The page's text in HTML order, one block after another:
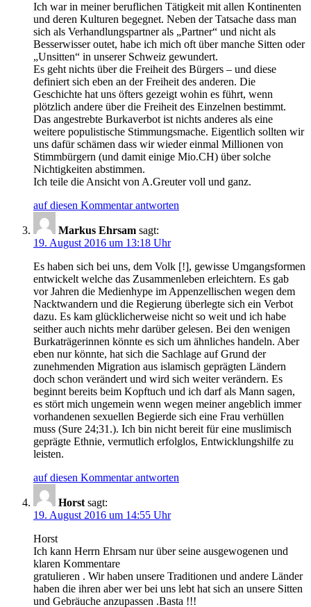
Ich war in meiner beruflichen Tätigkeit mit allen Kontinenten
und deren Kulturen begegnet. Neben der Tatsache dass man
sich als Verhandlungspartner als „Partner“ und nicht als
Besserwisser outet, habe ich mich oft über manche Sitten oder
„Unsitten“ in unserer Schweiz gewundert.
Es geht nichts über die Freiheit des Bürgers – und diese
definiert sich eben an der Freiheit des anderen. Die
Geschichte hat uns öfters gezeigt wohin es führt, wenn
plötzlich andere über die Freiheit des Einzelnen bestimmt.
Das angestrebte Burkaverbot ist nichts anderes als eine
weitere populistische Stimmungsmache. Eigentlich sollten wir
uns dafür schämen dass wir wieder einmal Millionen von
Stimmbürgern (und damit einige Mio.CH) über solche
Nichtigkeiten abstimmen.
Ich teile die Ansicht von A.Greuter voll und ganz.
auf diesen Kommentar antworten
Markus Ehrsam sagt:
19. August 2016 um 13:18 Uhr
Es haben sich bei uns, dem Volk [!], gewisse Umgangsformen
entwickelt welche das Zusammenleben erleichtern. Es gab
vor Jahren die Medienhype im Appenzellischen wegen dem
Nacktwandern und die Regierung überlegte sich ein Verbot
dazu. Es kam glücklicherweise nicht so weit und ich habe
seither auch nichts mehr darüber gelesen. Bei den wenigen
Burkaträgerinnen könnte es sich um ähnliches handeln. Aber
eben nur könnte, hat sich die Sachlage auf Grund der
zunehmenden Migration aus islamisch geprägten Ländern
doch schon verändert und wird sich weiter verändern. Es
beginnt bereits beim Kopftuch und ich darf als Mann sagen,
es stört mich ungemein wenn wegen meiner angeblich immer
vorhandenen sexuellen Begierde sich eine Frau verhüllen
muss (Sure 24;31.). Ich bin nicht bereit für eine muslimisch
geprägte Ethnie, vermutlich erfolglos, Entwicklungshilfe zu
leisten.
auf diesen Kommentar antworten
Horst sagt:
19. August 2016 um 14:55 Uhr
Horst
Ich kann Herrn Ehrsam nur über seine ausgewogenen und
klaren Kommentare
gratulieren . Wir haben unsere Traditionen und andere Länder
haben die ihren aber wer bei uns lebt hat sich an unsere Sitten
und Gebräuche anzupassen .Basta !!!